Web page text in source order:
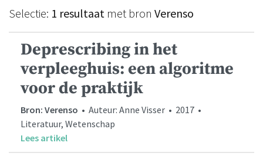
Selectie: 1 resultaat met bron Verenso
Deprescribing in het
verpleeghuis: een algoritme
voor de praktijk
Bron: Verenso • Auteur: Anne Visser • 2017 •
Literatuur, Wetenschap
Lees artikel